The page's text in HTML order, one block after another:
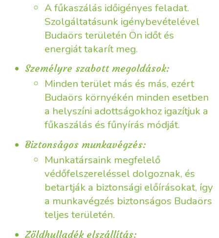
A fűkaszálás időigényes feladat.
Szolgáltatásunk igénybevételével
Budaörs területén Ön időt és
energiát takarít meg.
Személyre szabott megoldások:
Minden terület más és más, ezért
Budaörs környékén minden esetben
a helyszíni adottságokhoz igazítjuk a
fűkaszálás és fűnyírás módját.
Biztonságos munkavégzés:
Munkatársaink megfelelő
védőfelszereléssel dolgoznak, és
betartják a biztonsági előírásokat, így
a munkavégzés biztonságos Budaörs
teljes területén.
Zöldhulladék elszállítás: